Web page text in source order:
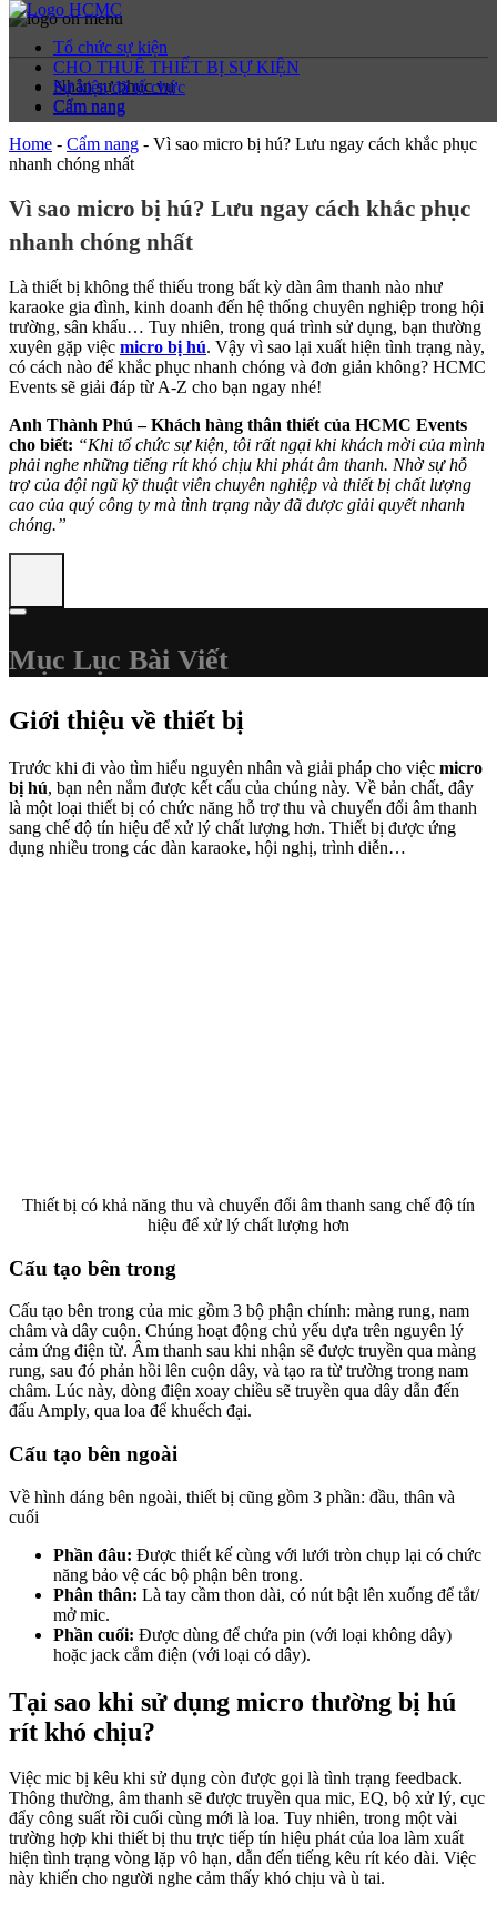
Nhân sự phục vụ
Cẩm nang
Tổ chức sự kiện
CHO THUÊ THIẾT BỊ SỰ KIỆN
Sự kiện đã tổ chức
Cẩm nang
Home - Cẩm nang - Vì sao micro bị hú? Lưu ngay cách khắc phục
nhanh chóng nhất
Vì sao micro bị hú? Lưu ngay cách khắc phục
nhanh chóng nhất
Là thiết bị không thể thiếu trong bất kỳ dàn âm thanh nào như
karaoke gia đình, kinh doanh đến hệ thống chuyên nghiệp trong hội
trường, sân khấu… Tuy nhiên, trong quá trình sử dụng, bạn thường
xuyên gặp việc micro bị hú. Vậy vì sao lại xuất hiện tình trạng này,
có cách nào để khắc phục nhanh chóng và đơn giản không? HCMC
Events sẽ giải đáp từ A-Z cho bạn ngay nhé!
Anh Thành Phú – Khách hàng thân thiết của HCMC Events
cho biết: “Khi tổ chức sự kiện, tôi rất ngại khi khách mời của mình
phải nghe những tiếng rít khó chịu khi phát âm thanh. Nhờ sự hỗ
trợ của đội ngũ kỹ thuật viên chuyên nghiệp và thiết bị chất lượng
cao của quý công ty mà tình trạng này đã được giải quyết nhanh
chóng.”
Mục Lục Bài Viết
Giới thiệu về thiết bị
Trước khi đi vào tìm hiểu nguyên nhân và giải pháp cho việc micro
bị hú, bạn nên nắm được kết cấu của chúng này. Về bản chất, đây
là một loại thiết bị có chức năng hỗ trợ thu và chuyển đổi âm thanh
sang chế độ tín hiệu để xử lý chất lượng hơn. Thiết bị được ứng
dụng nhiều trong các dàn karaoke, hội nghị, trình diễn…
Thiết bị có khả năng thu và chuyển đổi âm thanh sang chế độ tín
hiệu để xử lý chất lượng hơn
Cấu tạo bên trong
Cấu tạo bên trong của mic gồm 3 bộ phận chính: màng rung, nam
châm và dây cuộn. Chúng hoạt động chủ yếu dựa trên nguyên lý
cảm ứng điện từ. Âm thanh sau khi nhận sẽ được truyền qua màng
rung, sau đó phản hồi lên cuộn dây, và tạo ra từ trường trong nam
châm. Lúc này, dòng điện xoay chiều sẽ truyền qua dây dẫn đến
đấu Amply, qua loa để khuếch đại.
Cấu tạo bên ngoài
Về hình dáng bên ngoài, thiết bị cũng gồm 3 phần: đầu, thân và
cuối
Phần đâu: Được thiết kế cùng với lưới tròn chụp lại có chức
năng bảo vệ các bộ phận bên trong.
Phân thân: Là tay cầm thon dài, có nút bật lên xuống để tắt/
mở mic.
Phần cuối: Được dùng để chứa pin (với loại không dây)
hoặc jack cắm điện (với loại có dây).
Tại sao khi sử dụng micro thường bị hú
rít khó chịu?
Việc mic bị kêu khi sử dụng còn được gọi là tình trạng feedback.
Thông thường, âm thanh sẽ được truyền qua mic, EQ, bộ xử lý, cục
đẩy công suất rồi cuối cùng mới là loa. Tuy nhiên, trong một vài
trường hợp khi thiết bị thu trực tiếp tín hiệu phát của loa làm xuất
hiện tình trạng vòng lặp vô hạn, dẫn đến tiếng kêu rít kéo dài. Việc
này khiến cho người nghe cảm thấy khó chịu và ù tai.